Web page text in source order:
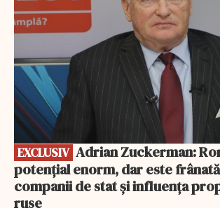
EXCLUSIV
potențial enorm, dar este
companii de stat și influența
ruse